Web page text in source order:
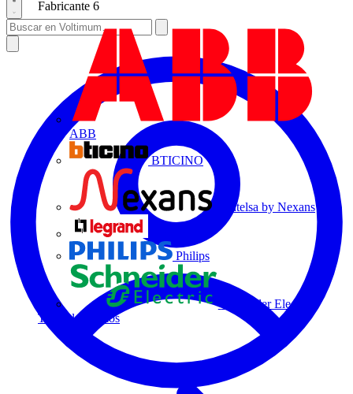
Fabricante 6
ABB
BTICINO
Centelsa by Nexans
Philips
Schneider Electric
Todos los socios